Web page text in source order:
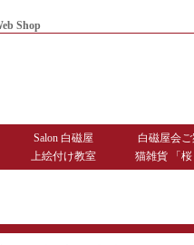
Shop
Salon 白磁屋
白磁屋会
上絵付け教室
猫雑貨 「